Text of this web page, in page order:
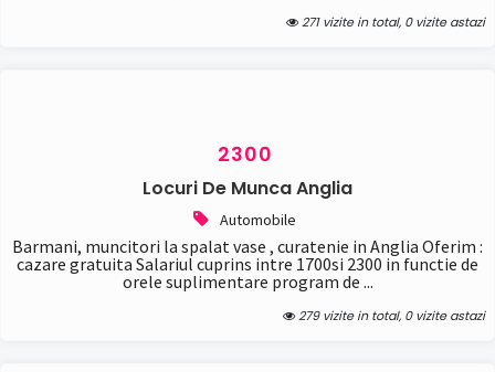
271 vizite in total, 0 vizite astazi
2300
Locuri De Munca Anglia
Automobile
Barmani, muncitori la spalat vase , curatenie in Anglia Oferim :
cazare gratuita Salariul cuprins intre 1700si 2300 in functie de
orele suplimentare program de ...
279 vizite in total, 0 vizite astazi